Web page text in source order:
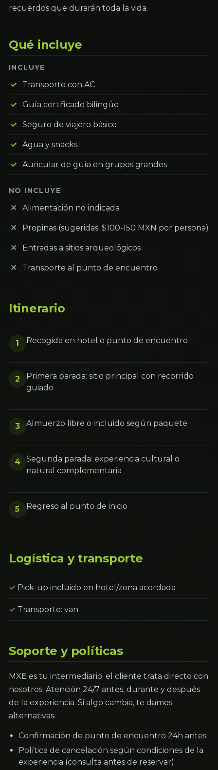
recuerdos que durarán toda la vida.
Qué incluye
INCLUYE
Transporte con AC
Guía certificado bilingüe
Seguro de viajero básico
Agua y snacks
Auricular de guía en grupos grandes
NO INCLUYE
Alimentación no indicada
Propinas (sugeridas: $100-150 MXN por persona)
Entradas a sitios arqueológicos
Transporte al punto de encuentro
Itinerario
1 Recogida en hotel o punto de encuentro
2
Primera parada: sitio principal con recorrido
guiado
3 Almuerzo libre o incluido según paquete
4
Segunda parada: experiencia cultural o
natural complementaria
5 Regreso al punto de inicio
Logística y transporte
✓ Pick-up incluido en hotel/zona acordada
✓ Transporte: van
Soporte y políticas
MXE es tu intermediario: el cliente trata directo con
nosotros. Atención 24/7 antes, durante y después
de la experiencia. Si algo cambia, te damos
alternativas.
Confirmación de punto de encuentro 24h antes
Política de cancelación según condiciones de la
experiencia (consulta antes de reservar)